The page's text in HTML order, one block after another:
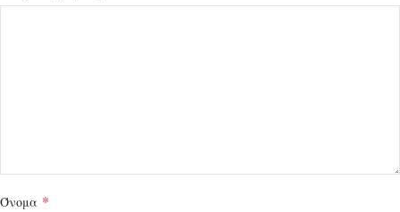
Όνομα *